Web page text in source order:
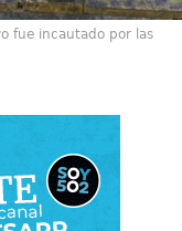
fue incautado por las